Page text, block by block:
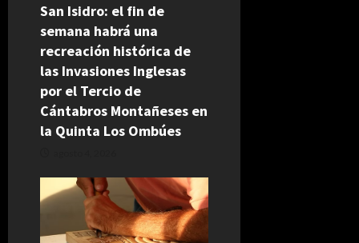
San Isidro: el fin de
semana habrá una
recreación histórica de
las Invasiones Inglesas
por el Tercio de
Cántabros Montañeses en
la Quinta Los Ombúes